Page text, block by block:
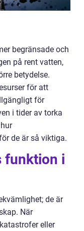
begränsade och
på rent vatten,
betydelse.
för att
för
i tider av torka
de är så viktiga.
funktion i
de är
När
eller